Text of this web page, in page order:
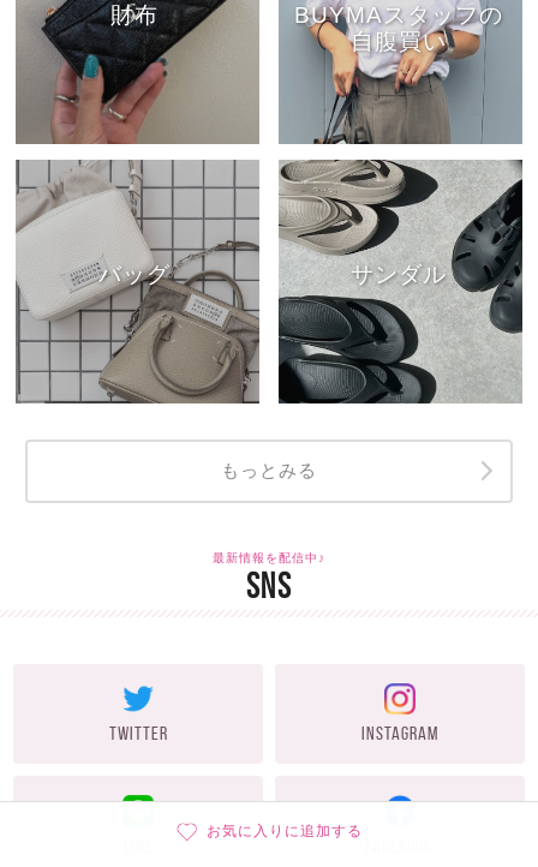
お気に入りに追加する
財布
BUYMAスタッフの
自腹買い
バッグ サンダル
もっとみる
最新情報を配信中♪
SNS
TWITTER INSTAGRAM